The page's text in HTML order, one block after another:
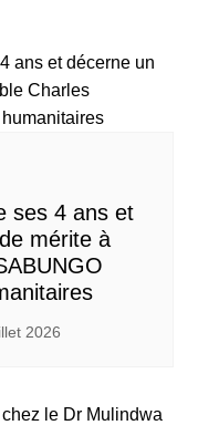
ses 4 ans et
mérite à
2026